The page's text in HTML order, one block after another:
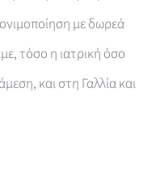
με δωρεά
τόσο η ιατρική όσο
και στη Γαλλία και